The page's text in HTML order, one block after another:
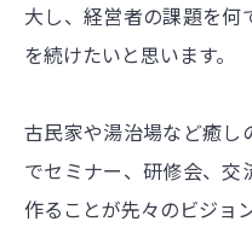
大し、経営者の課題を何
を続けたいと思います。
古民家や湯治場など癒し
でセミナー、研修会、交
作ることが先々のビジョン